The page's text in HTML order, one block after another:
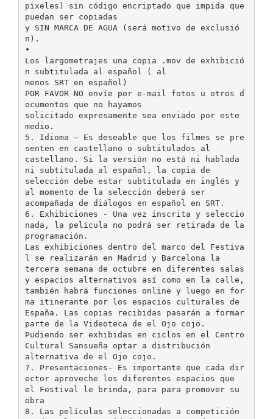
pixeles) sin código encriptado que impida que
puedan ser copiadas
y SIN MARCA DE AGUA (será motivo de exclusió
n).
•
Los largometrajes una copia .mov de exhibició
n subtitulada al español ( al
menos SRT en español)
POR FAVOR NO envíe por e-mail fotos u otros d
ocumentos que no hayamos
solicitado expresamente sea enviado por este
medio.
5. Idioma – Es deseable que los filmes se pre
senten en castellano o subtitulados al
castellano. Si la versión no está ni hablada
ni subtitulada al español, la copia de
selección debe estar subtitulada en inglés y
al momento de la selección deberá ser
acompañada de diálogos en español en SRT.
6. Exhibiciones - Una vez inscrita y seleccio
nada, la película no podrá ser retirada de la
programación.
Las exhibiciones dentro del marco del Festiva
l se realizarán en Madrid y Barcelona la
tercera semana de octubre en diferentes salas
y espacios alternativos así como en la calle,
también habrá funciones online y luego en for
ma itinerante por los espacios culturales de
España. Las copias recibidas pasarán a formar
parte de la Videoteca de el Ojo cojo.
Pudiendo ser exhibidas en ciclos en el Centro
Cultural Sansueña optar a distribución
alternativa de el Ojo cojo.
7. Presentaciones- Es importante que cada dir
ector aproveche los diferentes espacios que
el Festival le brinda, para para promover su
obra
8. Las películas seleccionadas a competición